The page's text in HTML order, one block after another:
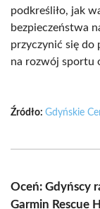
podkreśliło, jak
bezpieczeństwa
przyczynić się do
na rozwój sportu
Źródło: Gdyńskie
Oceń: Gdyńscy
Garmin Rescue